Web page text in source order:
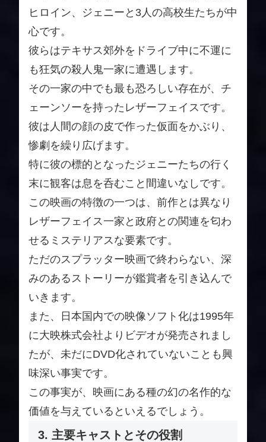
ヒロイン、ジェニーと3人の高校生たちが中
心です。
彼らはテキサス郊外をドライブ中に不運に
も狂気の殺人鬼一家に遭遇します。
その一家の中でも最も恐ろしい存在が、チ
ェーンソーを持ったレザーフェイスです。
彼は人間の顔の皮で作った仮面をかぶり、
惨劇を繰り広げます。
特に彼の標的となったジェニーたちの行く
末に観客は息を呑むこと間違いなしです。
この映画の特徴の一つは、前作とは異なり
レザーフェイス一家と政府との関連を匂わ
せるミステリアスな要素です。
ただのスプラッター映画で終わらない、深
みのあるストーリーが鑑賞者を引き込んで
いきます。
また、日本国内での映像ソフト化は1995年
に大映株式会社よりビデオが発売されまし
たが、未だにDVD化されていないことも興
味深い事実です。
この事実が、映画にある種の幻の名作的な
価値を与えているといえるでしょう。
3. 主要キャストとその役割